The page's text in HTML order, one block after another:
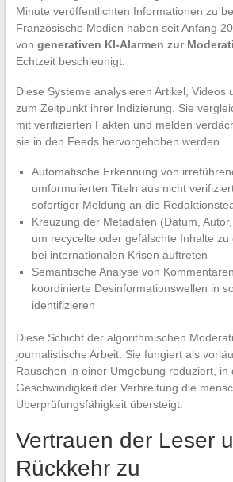
Minute veröffentlichten Informationen zu
Französische Medien haben seit Anfang
von generativen KI-Alarmen zur
Echtzeit beschleunigt.
Diese Systeme analysieren Artikel, Videos
zum Zeitpunkt ihrer Indizierung. Sie
mit verifizierten Fakten und melden
sie in den Feeds hervorgehoben werden.
Automatische Erkennung von
umformulierten Titeln aus nicht
sofortiger Meldung an die
Kreuzung der Metadaten (Datum,
um recycelte oder gefälschte Inhalte
bei internationalen Krisen auftreten
Semantische Analyse von
koordinierte Desinformationswellen in
identifizieren
Diese Schicht der algorithmischen
journalistische Arbeit. Sie fungiert als
Rauschen in einer Umgebung reduziert, in
Geschwindigkeit der Verbreitung die
Überprüfungsfähigkeit übersteigt.
Vertrauen der Leser
Rückkehr zu